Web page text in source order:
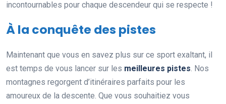
incontournables pour chaque descendeur qui se respecte !
À la conquête des pistes
Maintenant que vous en savez plus sur ce sport exaltant, il
est temps de vous lancer sur les meilleures pistes. Nos
montagnes regorgent d’itinéraires parfaits pour les
amoureux de la descente. Que vous souhaitiez vous